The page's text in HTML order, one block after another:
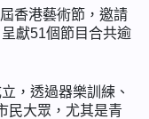
香港藝術節，邀請
獻51個節目合共逾
，透過器樂訓練、
民大眾，尤其是青